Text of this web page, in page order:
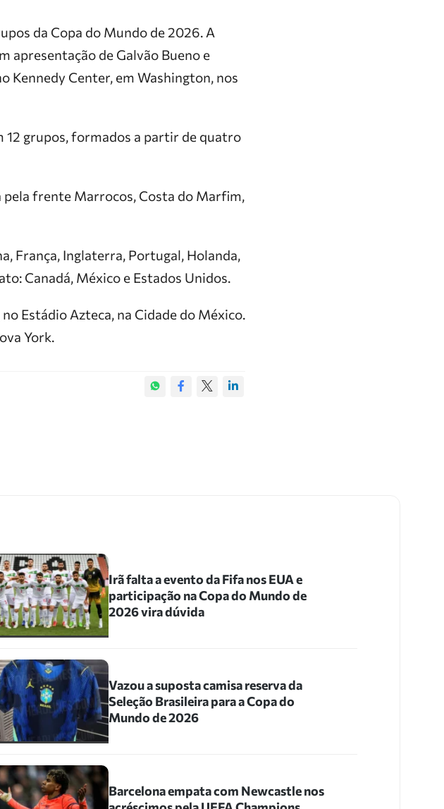
da Copa do Mundo de 2026. A
apresentação de Galvão Bueno e
Kennedy Center, em Washington, nos
grupos, formados a partir de quatro
pela frente Marrocos, Costa do Marfim,
França, Inglaterra, Portugal, Holanda,
Canadá, México e Estados Unidos.
Estádio Azteca, na Cidade do México.
York.
Irã falta a evento da Fifa nos EUA e
participação na Copa do Mundo de
2026 vira dúvida
Vazou a suposta camisa reserva da
Seleção Brasileira para a Copa do
Mundo de 2026
Barcelona empata com Newcastle nos